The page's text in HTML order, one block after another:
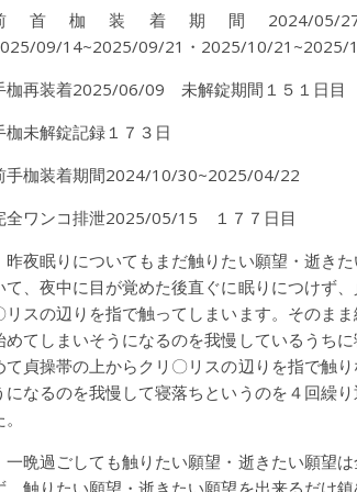
首枷装着期間2024/05/
09/14~2025/09/21・2025/10/21~2025/
枷再装着2025/06/09 未解錠期間１５１日目
枷未解錠記録１７３日
手枷装着期間2024/10/30~2025/04/22
全ワンコ排泄2025/05/15 １７７日目
夜眠りについてもまだ触りたい願望・逝きた
て、夜中に目が覚めた後直ぐに眠りにつけず
リスの辺りを指で触ってしまいます。そのま
めてしまいそうになるのを我慢しているうち
て貞操帯の上からクリ〇リスの辺りを指で触
になるのを我慢して寝落ちというのを４回繰
。
晩過ごしても触りたい願望・逝きたい願望は
、触りたい願望・逝きたい願望を出来るだけ